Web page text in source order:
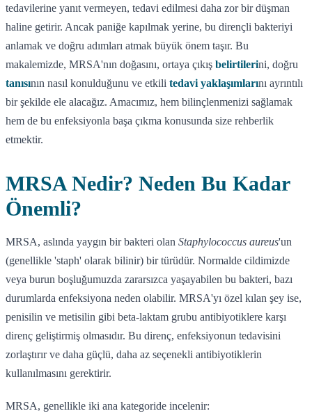
tedavilerine yanıt vermeyen, tedavi edilmesi daha zor bir düşman
haline getirir. Ancak paniğe kapılmak yerine, bu dirençli bakteriyi
anlamak ve doğru adımları atmak büyük önem taşır. Bu
makalemizde, MRSA'nın doğasını, ortaya çıkış belirtilerini, doğru
tanısının nasıl konulduğunu ve etkili tedavi yaklaşımlarını ayrıntılı
bir şekilde ele alacağız. Amacımız, hem bilinçlenmenizi sağlamak
hem de bu enfeksiyonla başa çıkma konusunda size rehberlik
etmektir.
MRSA Nedir? Neden Bu Kadar
Önemli?
MRSA, aslında yaygın bir bakteri olan Staphylococcus aureus'un
(genellikle 'staph' olarak bilinir) bir türüdür. Normalde cildimizde
veya burun boşluğumuzda zararsızca yaşayabilen bu bakteri, bazı
durumlarda enfeksiyona neden olabilir. MRSA'yı özel kılan şey ise,
penisilin ve metisilin gibi beta-laktam grubu antibiyotiklere karşı
direnç geliştirmiş olmasıdır. Bu direnç, enfeksiyonun tedavisini
zorlaştırır ve daha güçlü, daha az seçenekli antibiyotiklerin
kullanılmasını gerektirir.
MRSA, genellikle iki ana kategoride incelenir: